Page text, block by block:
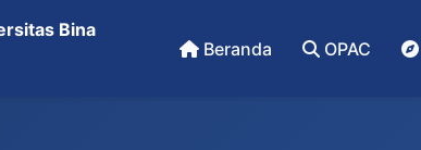
Bina
Beranda OPAC